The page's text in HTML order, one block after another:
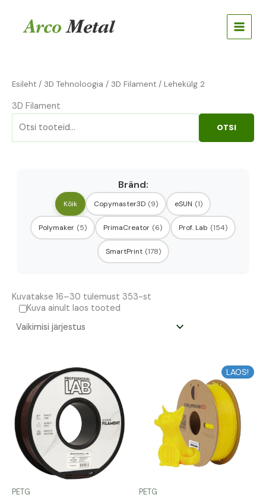
content
Esileht / 3D Tehnoloogia / 3D Filament / Lehekülg 2
3D Filament
OTSI
Bränd:
Kõik Copymaster3D (9) eSUN (1)
Polymaker (5) PrimaCreator (6) Prof. Lab (154)
SmartPrint (178)
Kuvatakse 16–30 tulemust 353-st
Kuva ainult laos tooted
PETG
Algne
hind
oli:
12,76 €.
Praegune
hind
on:
11,48 €.
LAOS!
PETG
17,36 €.
Praegune
hind
on:
15,62 €.